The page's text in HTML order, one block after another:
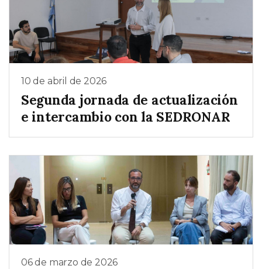
10 de abril de 2026
Segunda jornada de actualización
e intercambio con la SEDRONAR
06 de marzo de 2026